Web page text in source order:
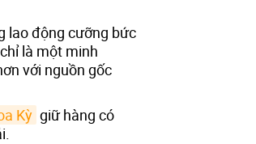
lao động cưỡng bức
là một minh
với nguồn gốc
Kỳ giữ hàng có